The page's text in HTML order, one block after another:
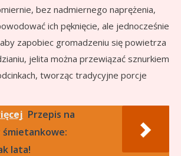
bez nadmiernego naprężenia,
ich pęknięcie, ale jednocześnie
zapobiec gromadzeniu się powietrza
jelita można przewiązać sznurkiem
tworząc tradycyjne porcje
Przepis na
lata!